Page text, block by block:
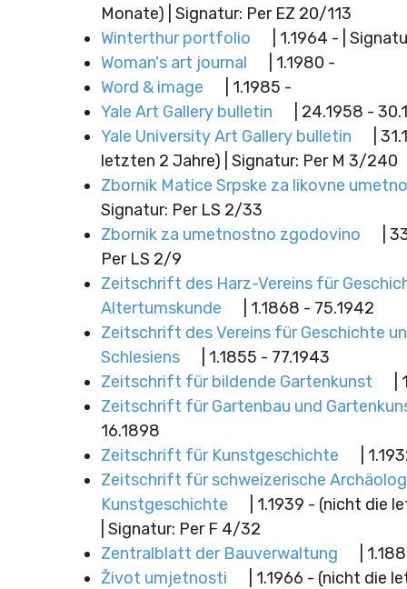
Monate) | Signatur: Per EZ 20/113
Winterthur portfolio
| 1.1964 - |
Woman's art journal
| 1.1980 -
Word & image
| 1.1985 -
Yale Art Gallery bulletin
| 24.1958 -
Yale University Art Gallery bulletin
|
letzten 2 Jahre) | Signatur: Per M 3/240
Zbornik Matice Srpske za likovne
Signatur: Per LS 2/33
Zbornik za umetnostno zgodovino
|
Per LS 2/9
Zeitschrift des Harz-Vereins für
Altertumskunde
| 1.1868 - 75.1942
Zeitschrift des Vereins für Geschichte
Schlesiens
| 1.1855 - 77.1943
Zeitschrift für bildende Gartenkunst
Zeitschrift für Gartenbau und
16.1898
Zeitschrift für Kunstgeschichte
|
Zeitschrift für schweizerische
Kunstgeschichte
| 1.1939 - (nicht die
| Signatur: Per F 4/32
Zentralblatt der Bauverwaltung
|
Život umjetnosti
| 1.1966 - (nicht die